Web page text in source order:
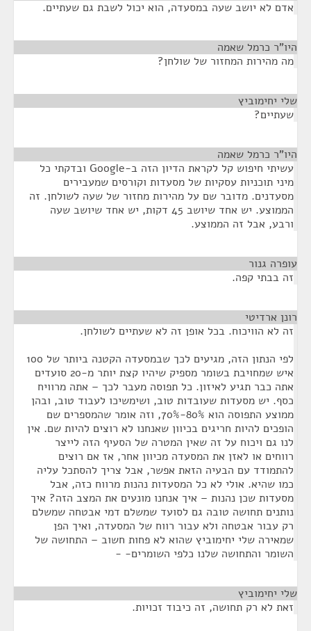
אדם לא יושב שעה במסעדה, הוא יכול לשבת גם שעתיים.
היו"ר כרמל שאמה
מה מהירות המחזור של שולחן?
שלי יחימוביץ
שעתיים?
היו"ר כרמל שאמה
עשיתי חיפוש קל לקראת הדיון הזה ב-Google ובדקתי כל
מיני תוכניות עסקיות של מסעדות וקורסים שמעבירים
מסעדנים. מדובר שם על מהירות מחזור של שעה לשולחן. זה
הממוצע. יש אחד שיושב 45 דקות, יש אחד שיושב שעה
ורבע, אבל זה הממוצע.
עופרה גנור
זה בבתי קפה.
רונן ארדיטי
זה לא הוויכוח. בכל אופן זה לא שעתיים לשולחן.
לפי הנתון הזה, מגיעים לכך שבמסעדה הקטנה ביותר של 100
איש שמחויבת בשומר מספיק שיהיו קצת יותר מ-20 סועדים
אתה כבר תגיע לאיזון. כל תפוסה מעבר לכך – אתה מרוויח
כסף. יש מסעדות שעובדות טוב, ושימשיכו לעבוד טוב, ובהן
ממוצע התפוסה הוא 80%-70%, וזה אומר שהמספרים שם
הופכים להיות חריגים בכיוון שאנחנו לא רוצים להיות שם. אין
לנו גם ויכוח על זה שאין המטרה של הסעיף הזה לייצר
רווחים או לאזן את המסעדה מכיוון אחר, אז אם רוצים
להתמודד עם הבעיה הזאת אפשר, אבל צריך להסתכל עליה
כמו שהיא. אולי לא כל המסעדות נהנות מרווח כזה, אבל
מסעדות שכן נהנות – איך אנחנו מונעים את המצב הזה? איך
נותנים תחושה טובה גם לסועד שמשלם דמי אבטחה שמשלם
רק עבור אבטחה ולא עבור רווח של המסעדה, ואיך הפן
שמאירה שלי יחימוביץ שהוא לא פחות חשוב – התחושה של
השומר והתחושה שלנו כלפי השומרים- -
שלי יחימוביץ
זאת לא רק תחושה, זה כיבוד זכויות.